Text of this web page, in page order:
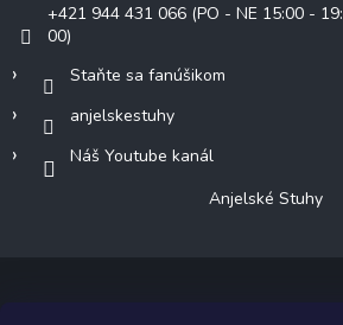
+421 944 431 066 (PO - NE 15:00 - 19:
00)
Staňte sa fanúšikom
anjelskestuhy
Náš Youtube kanál
Anjelské Stuhy